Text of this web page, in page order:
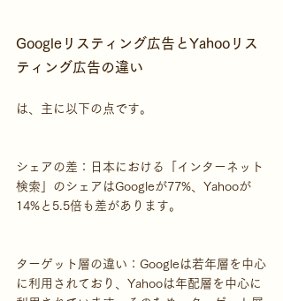
Googleリスティング広告とYahooリス
ティング広告の違い
は、主に以下の点です。
シェアの差：日本における「インターネット
検索」のシェアはGoogleが77%、Yahooが
14%と5.5倍も差があります。
ターゲット層の違い：Googleは若年層を中心
に利用されており、Yahooは年配層を中心に